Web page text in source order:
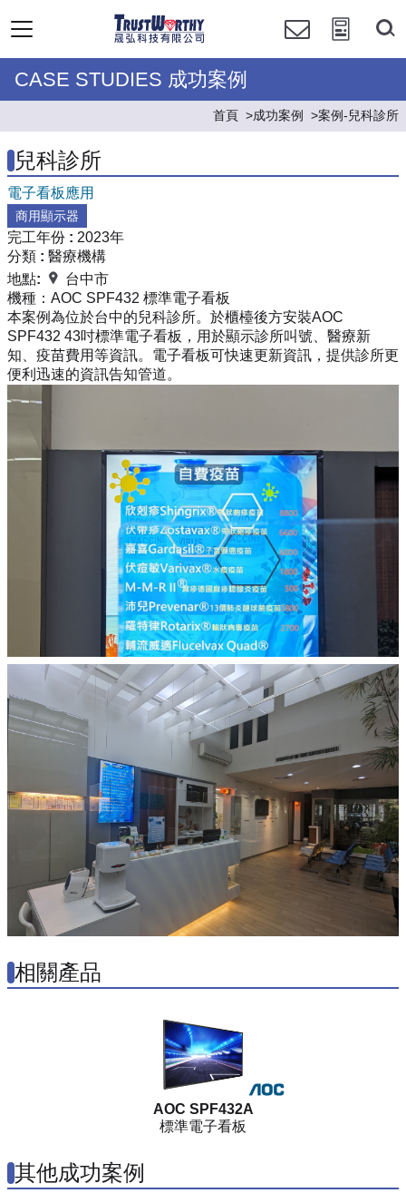
CASE STUDIES 成功案例
首頁 成功案例 案例-兒科診所
兒科診所
電子看板應用
商用顯示器
完工年份 : 2023年
分類 : 醫療機構
地點:
台中市
機種： AOC SPF432 標準電子看板
本案例為位於台中的兒科診所。於櫃檯後方安裝AOC
SPF432 43吋標準電子看板，用於顯示診所叫號、醫療新
知、疫苗費用等資訊。電子看板可快速更新資訊，提供診所更
便利迅速的資訊告知管道。
相關產品
AOC SPF432A
標準電子看板
其他成功案例